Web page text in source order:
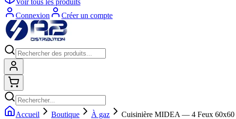
Connexion
Créer un compte
Accueil Boutique À gaz Cuisinière MIDEA — 4 Feux